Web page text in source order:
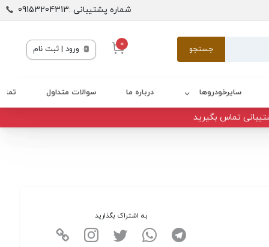
شماره پشتیبانی :09153204313
جستجو 0 ورود | ثبت نام
سایرخودروها درباره ما سوالات متداول
تماس بگیرید
به اشتراک بگذارید